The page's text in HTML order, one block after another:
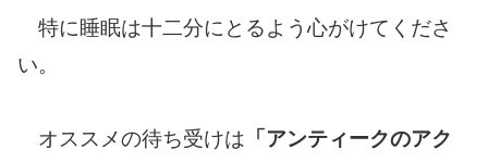
特に睡眠は十二分にとるよう心がけてくださ
い。
オススメの待ち受けは 「アンティークのアク